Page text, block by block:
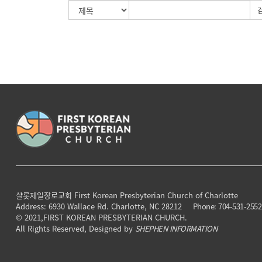
샬롯제일장로교회 First Korean Presbyterian Church of Charlotte
Address: 6930 Wallace Rd. Charlotte, NC 28212
Phone: 704-531-2552
© 2021,FIRST KOREAN PRESBYTERIAN CHURCH.
All Rights Reserved, Designed by SHEPHEN INFORMATION